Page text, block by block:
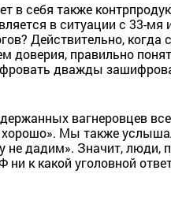
в себя также
в ситуации с 33-мя
Действительно, когда
доверия, правильно
дважды
вагнеровцев
хорошо». Мы также
не дадим». Значит, люди,
к какой уголовной